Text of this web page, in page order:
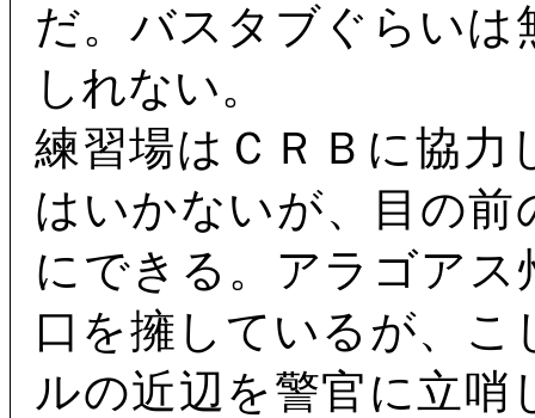
だ。バスタブぐらい
しれない。
練習場はＣＲＢに協力
はいかないが、目の
にできる。アラゴア
口を擁しているが、
ルの近辺を警官に立